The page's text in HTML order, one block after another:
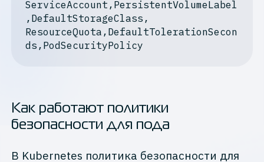
ServiceAccount,PersistentVolumeLabel
,DefaultStorageClass,
ResourceQuota,DefaultTolerationSecon
ds,PodSecurityPolicy
Как работают политики
безопасности для пода
В Kubernetes политика безопасности для